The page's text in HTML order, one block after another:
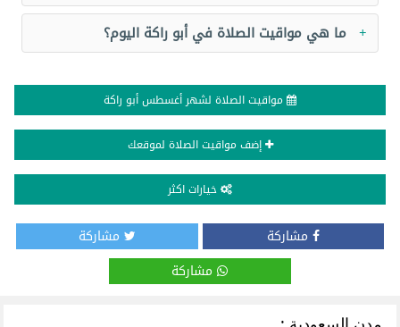
ما هي مواقيت الصلاة في أبو راكة اليوم؟
مواقيت الصلاة لشهر أغسطس أبو راكة
إضف مواقيت الصلاة لموقعك
خيارات اكثر
مشاركة
مشاركة
مشاركة